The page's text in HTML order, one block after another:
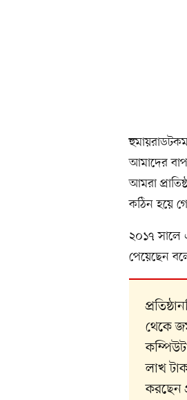
আমাদের
আমরা
কঠিন হয়ে
২০১৭ সালে
পেয়েছেন
থেকে
লাখ
করছেন